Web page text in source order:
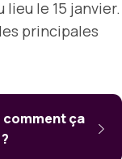
lieu le 15 janvier.
principales
ça